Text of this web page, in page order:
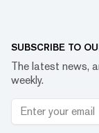
SUBSCRIBE TO
The latest news,
weekly.